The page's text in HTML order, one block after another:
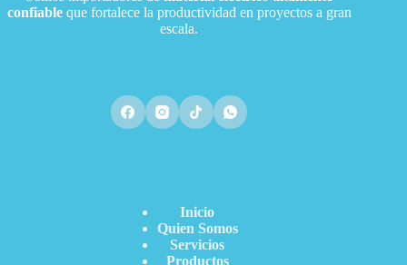
confiableque fortalece la productividad en proyectos a gran
escala.
Inicio
Quien Somos
Servicios
Productos